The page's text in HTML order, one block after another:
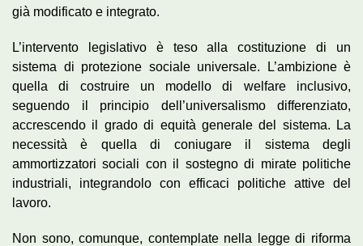
già modificato e integrato.
L’intervento legislativo è teso alla costituzione di un
sistema di protezione sociale universale. L’ambizione è
quella di costruire un modello di welfare inclusivo,
seguendo il principio dell’universalismo differenziato,
accrescendo il grado di equità generale del sistema. La
necessità è quella di coniugare il sistema degli
ammortizzatori sociali con il sostegno di mirate politiche
industriali, integrandolo con efficaci politiche attive del
lavoro.
Non sono, comunque, contemplate nella legge di riforma